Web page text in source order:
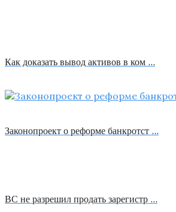
Как доказать вывод активов в ком …
Законопроект о реформе банкротст …
ВС не разрешил продать зарегистр …